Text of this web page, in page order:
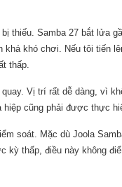
thiếu. Samba 27 bắt lửa
khó chơi. Nếu tôi tiến
thấp.
Vị trí rất dễ dàng, vì
cũng phải được thực
soát. Mặc dù Joola
thấp, điều này không